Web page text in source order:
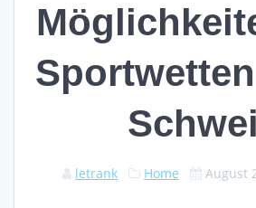
letrank Home August